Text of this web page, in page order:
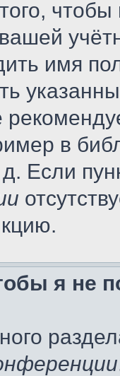
чтобы
имя
в
д. Если
я не